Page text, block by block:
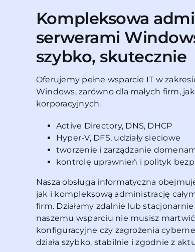
Kompleksowa
serwerami
szybko, skutecznie
Oferujemy pełne wsparcie IT w
Windows, zarówno dla małych firm,
korporacyjnych.
Active Directory, DNS, DHCP
Hyper-V, DFS, udziały sieciowe
tworzenie i zarządzanie
kontrolę uprawnień i polityk
Nasza obsługa informatyczna
jak i kompleksową administrację
firm. Działamy zdalnie lub
naszemu wsparciu nie musisz
konfiguracyjne czy zagrożenia
działa szybko, stabilnie i zgodnie z